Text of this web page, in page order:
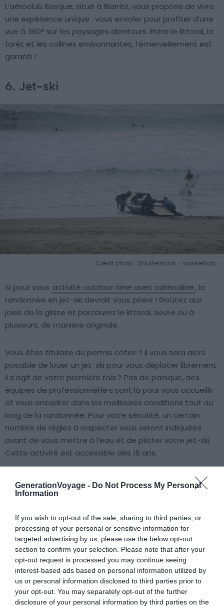
GenerationVoyage - Do Not Process My Personal
Information
If you wish to opt-out of the sale, sharing to third parties, or
processing of your personal or sensitive information for
targeted advertising by us, please use the below opt-out
section to confirm your selection. Please note that after your
opt-out request is processed you may continue seeing
interest-based ads based on personal information utilized by
us or personal information disclosed to third parties prior to
your opt-out. You may separately opt-out of the further
disclosure of your personal information by third parties on the
L’aéroclub Basque, situé à Biarritz, vous propose de vivre
une expérience unique : vous envoler pour profiter d’une
vue à 360° sur les paysages alentours. Entre le littoral, la
forêt et les collines environnantes, l’émerveillement est
garanti !
6. Jet-ski
Crédit photo : Shutterstock – vasilieffoto
Si pour vous activité outdoor rime avec adrénaline, la
randonnée en jet-ski devrait vous plaire ! Goûtez aux
joies de la glisse et parcourez le littoral, seul·e ou à
plusieurs, de manière originale.
Vous êtes titulaire du permis côtier ? Il vous sera alors
possible de louer un jet-ski pour vous déplacer librement.
Il s’agit de votre première fois ? Pas de panique, des
équipes de professionnel·le·s sont là pour vous accueillir
et vous encadrer dans les meilleures conditions tout au
long de la randonnée. Pour votre sécurité, un certain
nombre de règles à respecter vous seront indiquées
avant de vous mettre à l’eau et de piloter votre jet-ski.
Cette activité est accessible dès 16 ans.
7. Stand-up paddle